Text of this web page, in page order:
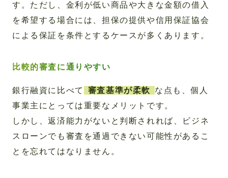
す。ただし、金利が低い商品や大きな金額の借入
を希望する場合には、担保の提供や信用保証協会
による保証を条件とするケースが多くあります。
比較的審査に通りやすい
銀行融資に比べて 審査基準が柔軟
な点も、個人
事業主にとっては重要なメリットです。
しかし、返済能力がないと判断されれば、ビジネ
スローンでも審査を通過できない可能性があるこ
とを忘れてはなりません。